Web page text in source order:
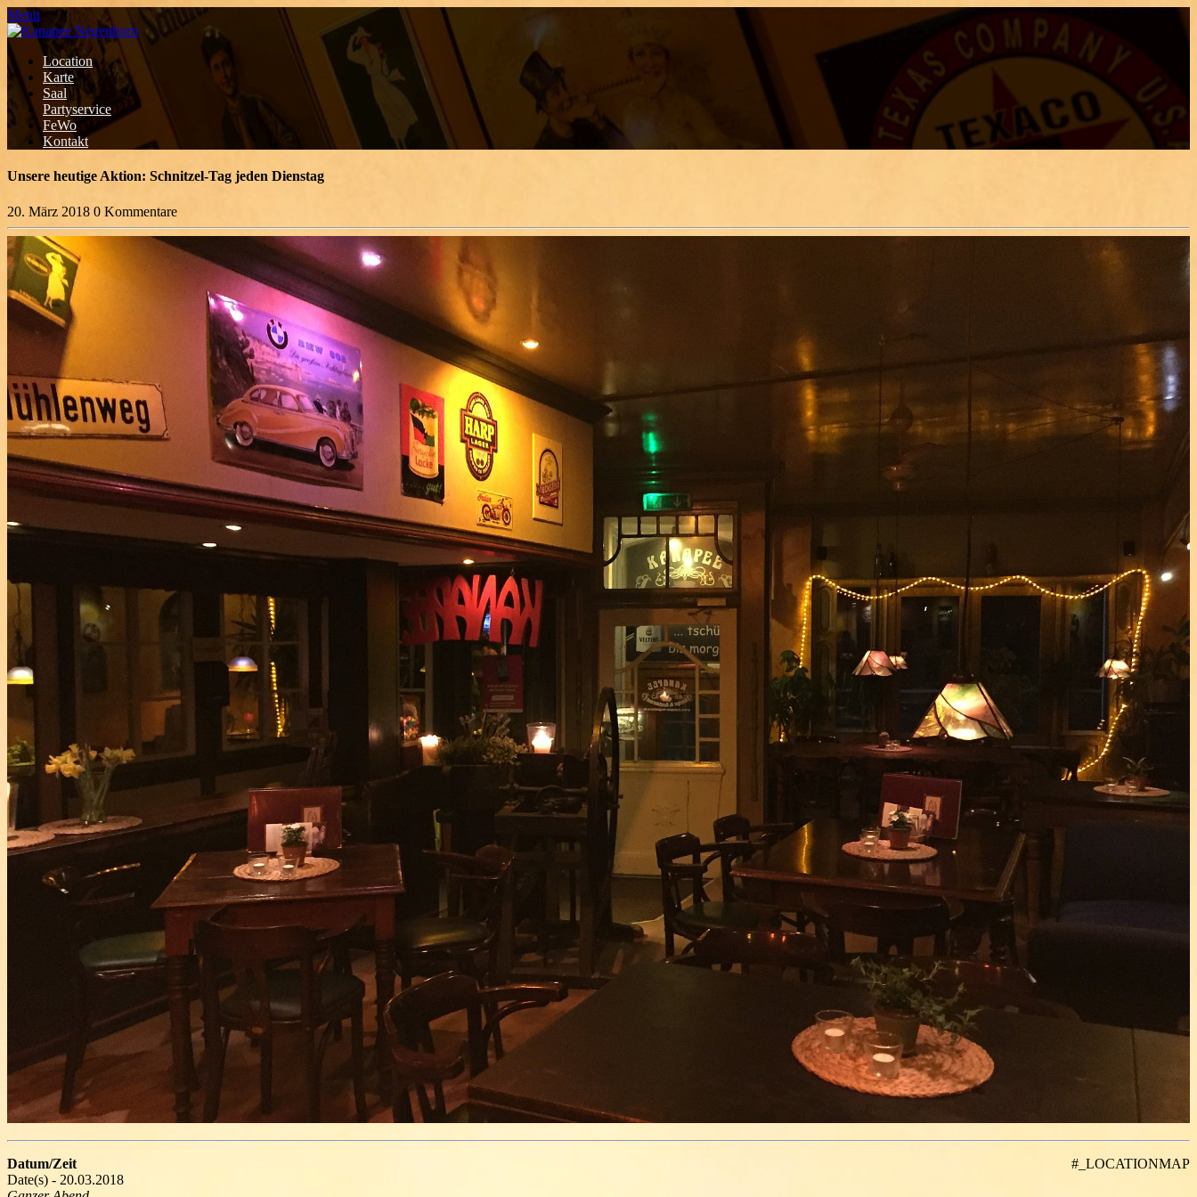
Menu
Location
Karte
Saal
Partyservice
FeWo
Kontakt
Unsere heutige Aktion: Schnitzel-Tag jeden Dienstag
20. März 2018 0 Kommentare
#_LOCATIONMAP
Datum/Zeit
Date(s) - 20.03.2018